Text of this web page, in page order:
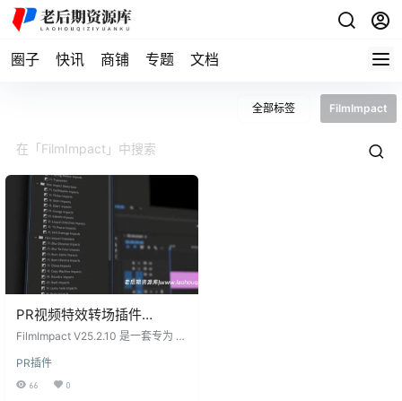
圈子 快讯 商铺 专题 文档
全部标签 FilmImpact
PR视频特效转场插件
FilmImpact Premium Video
Premiere CC 2015 –
CC2025 Win
FilmImpact V25.2.10 是一套专为 A
C 2025）打造的 原生级视频特效插
件。主打 极速渲染、多参数可调，
PR插件
66 0